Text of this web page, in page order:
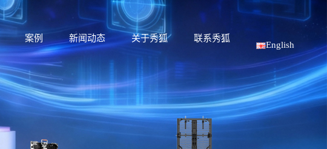
案例 新闻动态 关于秀狐 联系秀狐
English